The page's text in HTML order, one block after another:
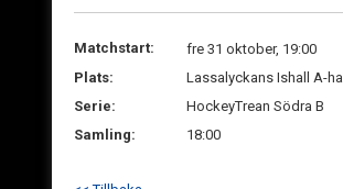
Matchstart:
fre 31 oktober, 19:00
Plats:
Lassalyckans Ishall A-hall
Serie:
HockeyTrean Södra B
Samling:
18:00